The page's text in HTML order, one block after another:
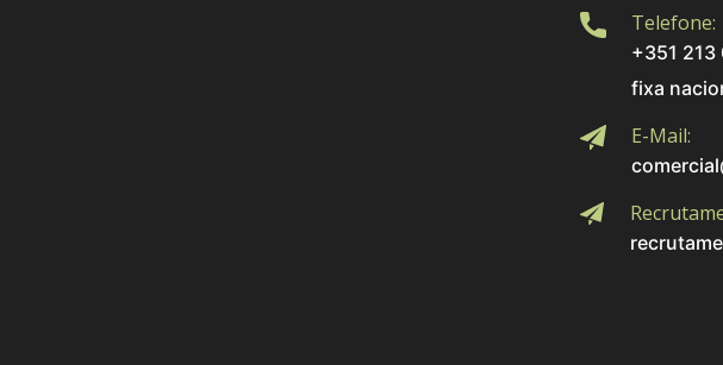
Telefone:
+351 213
fixa
E-Mail: